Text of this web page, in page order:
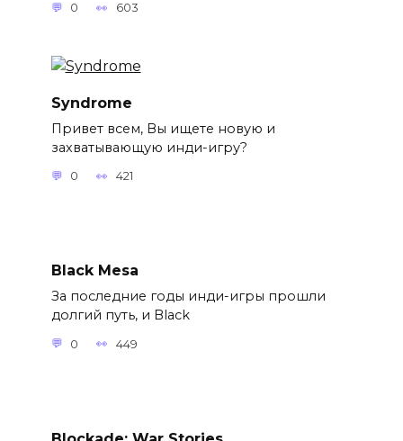
0 603
Syndrome
Привет всем, Вы ищете новую и
захватывающую инди-игру?
0 421
Black Mesa
За последние годы инди-игры прошли
долгий путь, и Black
0 449